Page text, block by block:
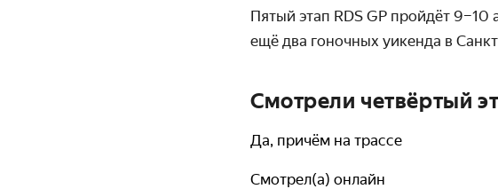
Пятый этап RDS GP пройдёт 9–10
ещё два гоночных уикенда в
Смотрели четвёртый
Да, причём на трассе
Смотрел(а) онлайн